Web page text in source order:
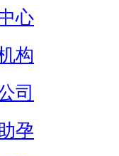
心
构
司
孕